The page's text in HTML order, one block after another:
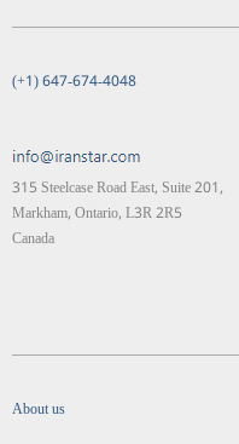
(+1) 647-674-4048
315 Steelcase Road East, Suite 201,
Markham, Ontario, L3R 2R5
Canada
About us